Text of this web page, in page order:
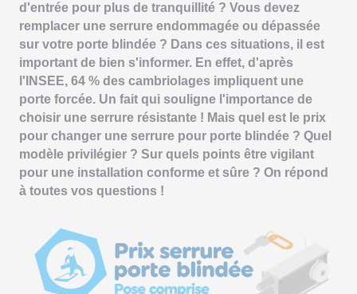
d'entrée pour plus de tranquillité ? Vous devez
remplacer une serrure endommagée ou dépassée
sur votre porte blindée ? Dans ces situations, il est
important de bien s'informer. En effet, d'après
l'INSEE, 64 % des cambriolages impliquent une
porte forcée. Un fait qui souligne l'importance de
choisir une serrure résistante ! Mais quel est le prix
pour changer une serrure pour porte blindée ? Quel
modèle privilégier ? Sur quels points être vigilant
pour une installation conforme et sûre ? On répond
à toutes vos questions !